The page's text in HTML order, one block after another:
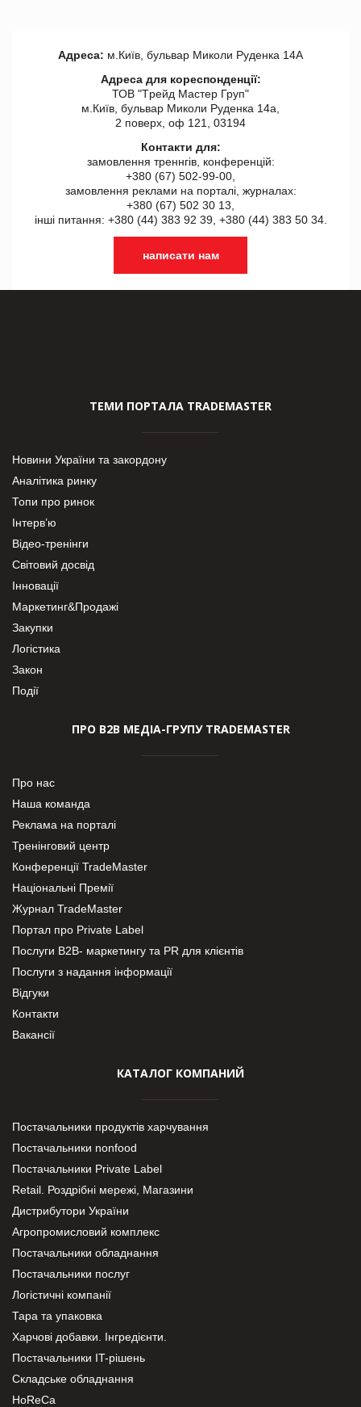
Адреса: м.Київ, бульвар Миколи Руденка 14А
Адреса для кореспонденції:
ТОВ "Tрейд Мастер Груп"
м.Київ, бульвар Миколи Руденка 14а,
2 поверх, оф 121, 03194
Контакти для:
замовлення треннгів, конференцій:
+380 (67) 502-99-00,
замовлення реклами на порталі, журналах:
+380 (67) 502 30 13,
інші питання: +380 (44) 383 92 39, +380 (44) 383 50 34.
написати нам
ТЕМИ ПОРТАЛА TRADEMASTER
Новини України та закордону
Аналітика ринку
Топи про ринок
Інтерв’ю
Відео-тренінги
Світовий досвід
Інновації
Маркетинг&Продажі
Закупки
Логістика
Закон
Події
ПРО В2В МЕДІА-ГРУПУ TRADEMASTER
Про нас
Наша команда
Реклама на порталі
Тренінговий центр
Конференції TradeMaster
Національні Премії
Журнал TradeMaster
Портал про Private Label
Послуги В2В- маркетингу та PR для клієнтів
Послуги з надання інформації
Відгуки
Контакти
Вакансії
КАТАЛОГ КОМПАНИЙ
Постачальники продуктів харчування
Постачальники nonfood
Постачальники Private Label
Retail. Роздрібні мережі, Магазини
Дистрибутори України
Агропромисловий комплекс
Постачальники обладнання
Постачальники послуг
Логістичні компанії
Тара та упаковка
Харчові добавки. Інгредієнти.
Постачальники IT-рішень
Складське обладнання
HoReCa